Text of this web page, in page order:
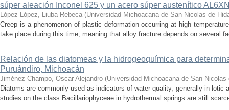
súper aleación Inconel 625 y un acero súper austenítico
López López, Liuba Rebeca (Universidad Michoacana de San Nicolas de
Creep is a phenomenon of plastic deformation occurring at high
take place during this time, meaning that alloy fracture depends on several
Relación de las diatomeas y la hidrogeoquímica para
Puruándiro, Michoacán
Jiménez Champo, Oscar Alejandro (Universidad Michoacana de San Nicolas
Diatoms are commonly used as indicators of water quality, generally in
studies on the class Bacillariophyceae in hydrothermal springs are still